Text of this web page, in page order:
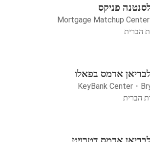
פניקס
Mortgage Matchup Center
הברית
אדמס בפאלו
・
KeyBank Center
הברית